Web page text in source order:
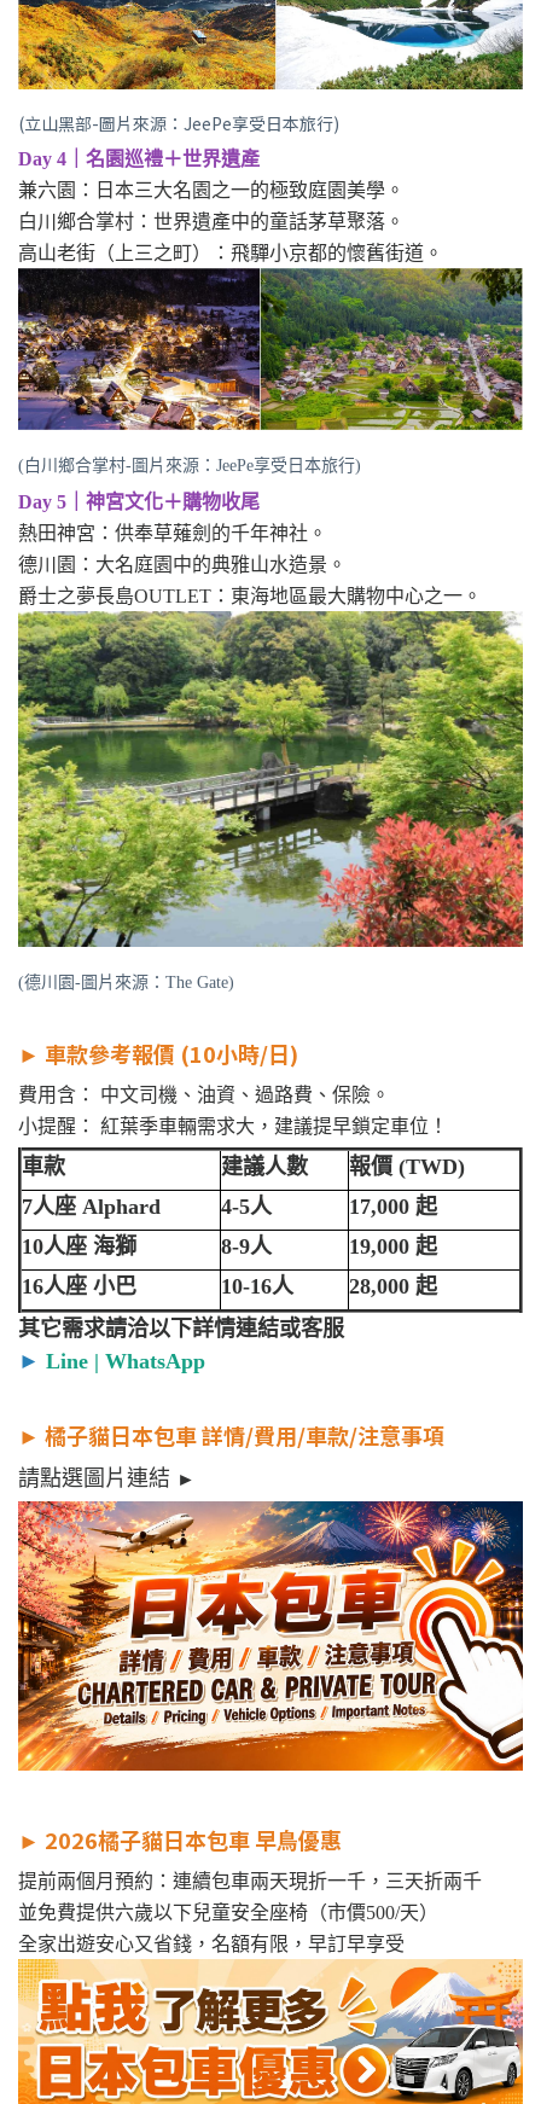
(立山黑部-圖片來源：JeePe享受日本旅行)
Day 4｜名園巡禮＋世界遺產
兼六園：日本三大名園之一的極致庭園美學。
白川鄉合掌村：世界遺產中的童話茅草聚落。
高山老街（上三之町）：飛驒小京都的懷舊街道。
(白川鄉合掌村-圖片來源：JeePe享受日本旅行)
Day 5｜神宮文化＋購物收尾
熱田神宮：供奉草薙劍的千年神社。
德川園：大名庭園中的典雅山水造景。
爵士之夢長島OUTLET：東海地區最大購物中心之一。
(德川園-圖片來源：The Gate)
► 車款參考報價 (10小時/日)
費用含： 中文司機、油資、過路費、保險。
小提醒： 紅葉季車輛需求大，建議提早鎖定車位！
車款 建議人數
報價 (TWD)
7人座 Alphard
4-5人
17,000 起
10人座 海獅
8-9人
19,000 起
16人座 小巴
10-16人
28,000 起
其它需求請洽以下詳情連結或客服
► Line | WhatsApp
► 橘子貓日本包車 詳情/費用/車款/注意事項
請點選圖片連結 ►
► 2026橘子貓日本包車 早鳥優惠
提前兩個月預約：連續包車兩天現折一千，三天折兩千
並免費提供六歲以下兒童安全座椅（市價500/天）
全家出遊安心又省錢，名額有限，早訂早享受